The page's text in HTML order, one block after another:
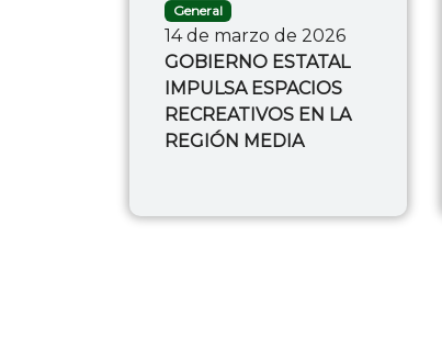
General
14 de marzo de 2026
GOBIERNO ESTATAL
IMPULSA ESPACIOS
RECREATIVOS EN LA
REGIÓN MEDIA